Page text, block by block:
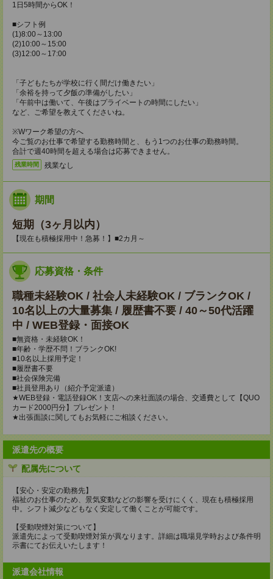
1日5時間からOK！
■シフト例
(1)8:00～13:00
(2)10:00～15:00
(3)12:00～17:00
「子どもたちが学校に行く間だけ働きたい」
「余裕を持って夕飯の準備がしたい」
「午前中は働いて、午後はプライベートの時間にしたい」
など、ご希望を教えてくださいね。
※Wワーク希望の方へ
今ご覧のお仕事で希望する勤務時間と、もう1つのお仕事の勤務時間。
合計で週40時間を超える場合は応募できません。
残業時間 残業なし
期間
短期（3ヶ月以内）
【現在も積極採用中！急募！】■2カ月～
応募資格・条件
職種未経験OK / 社会人未経験OK / ブランクOK /
10名以上の大量募集 / 履歴書不要 / 40～50代活躍
中 / WEB登録・面接OK
■無資格・未経験OK！
■年齢・学歴不問！ブランクOK!
■10名以上採用予定！
■履歴書不要
■社会保険完備
■社員登用あり（紹介予定派遣）
★WEB登録・電話登録OK！支店への来社面談の場合、交通費として【QUO
カード2000円分】プレゼント！
★出張面談に関してもお気軽にご相談ください。
派遣先の概要
配属先について
【安心・安定の勤務先】
福祉のお仕事のため、景気変動などの影響を受けにくく、現在も積極採用
中。シフト減少などもなく安定して働くことが可能です。
【受動喫煙対策について】
派遣先によって受動喫煙対策が異なります。詳細は職場見学時および条件明
示書にてお伝えいたします！
派遣会社情報